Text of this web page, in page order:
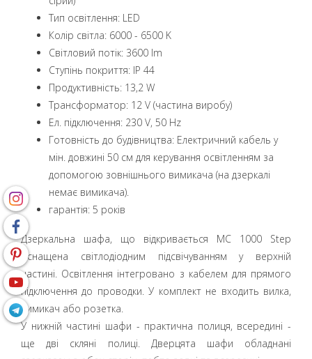
Тип освітлення: LED
Колір світла: 6000 - 6500 K
Світловий потік: 3600 lm
Ступінь покриття: IP 44
Продуктивність: 13,2 W
Трансформатор: 12 V (частина виробу)
Ел. підключення: 230 V, 50 Hz
Готовність до будівництва: Електричний кабель у
мін. довжині 50 см для керування освітленням за
допомогою зовнішнього вимикача (на дзеркалі
немає вимикача).
гарантія: 5 років
Дзеркальна шафа, що відкривається MC 1000 Step
оснащена світлодіодним підсвічуванням у верхній
частині. Освітлення інтегровано з кабелем для прямого
підключення до проводки. У комплект не входить вилка,
вимикач або розетка.
У нижній частині шафи - практична полиця, всередині -
ще дві скляні полиці. Дверцята шафи обладнані